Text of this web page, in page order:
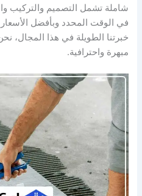
شاملة تشمل التصميم والتركيب
في الوقت المحدد وبأفضل
خبرتنا الطويلة في هذا المجال،
مبهرة واحترافية.